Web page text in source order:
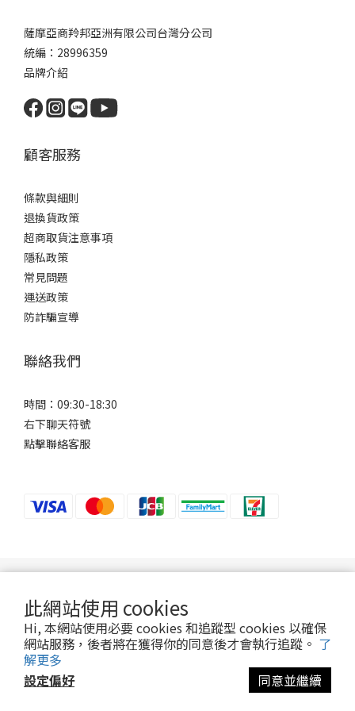
此網站使用 cookies
Hi, 本網站使用必要 cookies 和追蹤型 cookies 以確保
網站服務，後者將在獲得你的同意後才會執行追蹤。 了
解更多
設定偏好
同意並繼續
薩摩亞商羚邦亞洲有限公司台灣分公司
統編：28996359
品牌介紹
顧客服務
條款與細則
退換貨政策
超商取貨注意事項
隱私政策
常見問題
運送政策
防詐騙宣導
聯絡我們
時間：09:30-18:30
右下聊天符號
點擊聯絡客服
2024 ©Ani-Mall